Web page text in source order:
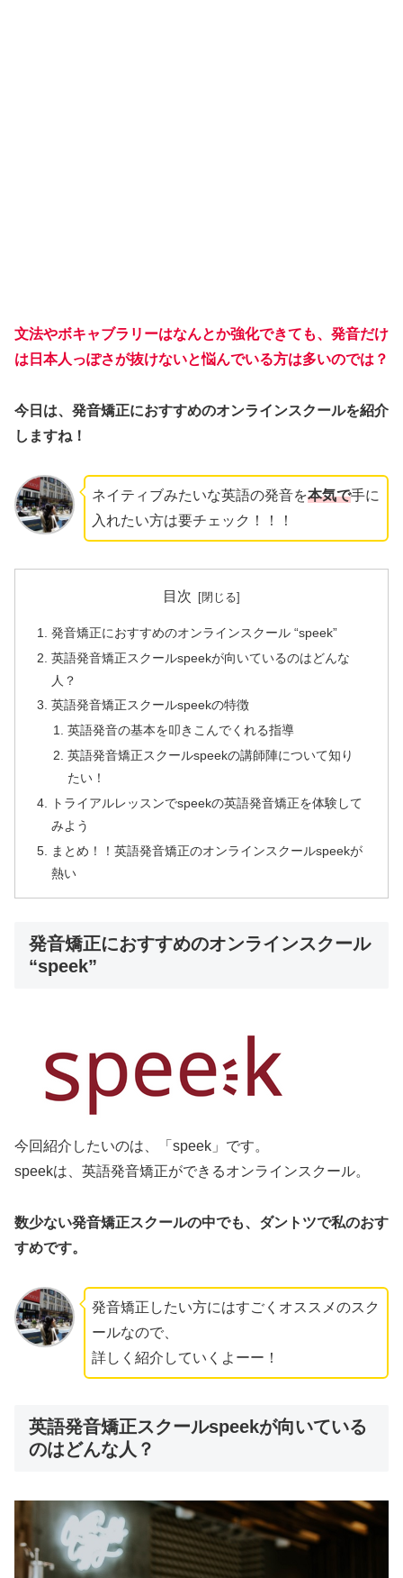
文法やボキャブラリーはなんとか強化できても、発音だけ
は日本人っぽさが抜けないと悩んでいる方は多いのでは？
今日は、発音矯正におすすめのオンラインスクールを紹介
しますね！
ネイティブみたいな英語の発音を本気で手に
入れたい方は要チェック！！！
目次
発音矯正におすすめのオンラインスクール “speek”
英語発音矯正スクールspeekが向いているのはどんな
人？
英語発音矯正スクールspeekの特徴
英語発音の基本を叩きこんでくれる指導
英語発音矯正スクールspeekの講師陣について知り
たい！
トライアルレッスンでspeekの英語発音矯正を体験して
みよう
まとめ！！英語発音矯正のオンラインスクールspeekが
熱い
発音矯正におすすめのオンラインスクール
“speek”
今回紹介したいのは、「speek」です。
speekは、英語発音矯正ができるオンラインスクール。
数少ない発音矯正スクールの中でも、ダントツで私のおす
すめです。
発音矯正したい方にはすごくオススメのスク
ールなので、
詳しく紹介していくよーー！
英語発音矯正スクールspeekが向いている
のはどんな人？